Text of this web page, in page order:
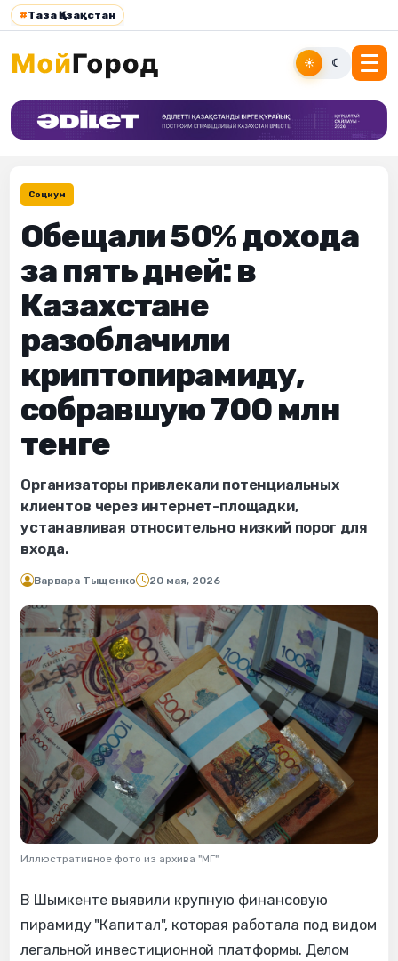
#Таза Қазақстан
☀ ☾
Социум
Обещали 50% дохода
за пять дней: в
Казахстане
разоблачили
криптопирамиду,
собравшую 700 млн
тенге
Организаторы привлекали потенциальных
клиентов через интернет-площадки,
устанавливая относительно низкий порог для
входа.
Варвара Тыщенко 20 мая, 2026
Иллюстративное фото из архива "МГ"
В Шымкенте выявили крупную финансовую
пирамиду "Капитал", которая работала под видом
легальной инвестиционной платформы. Делом